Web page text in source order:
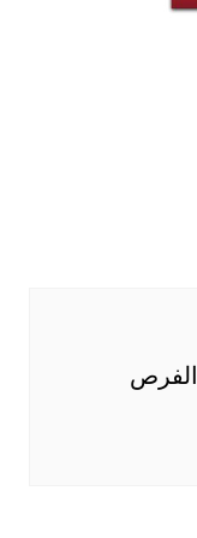
الاقتصاد السعودي عام 2018 الفرص